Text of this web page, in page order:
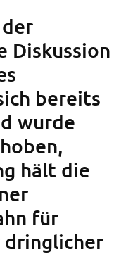
Diskussion
bereits
wurde
hält die
für
dringlicher